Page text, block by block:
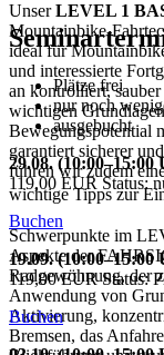
UnserLEVEL 1
Mountainbike-
ideal für
und interessierte
an kontrolliert,
wichtigen
Bewegungspotential
garantiert sicherer
führen wir zudem
wichtige Tipps zur
Schwerpunkte im
Aspekte der
Radgewöhnung, der
Anwendung von
Aktivierung,
Bremsen, das
Plätze frei
nur noch
ausgebucht
29.08.
119,00 EURStatus:
Buchen
19.09.
119,00 EURStatus:
Buchen